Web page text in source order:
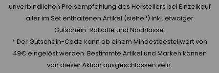
unverbindlichen Preisempfehlung des Herstellers bei Einzelkauf
aller im Set enthaltenen Artikel (siehe ¹) inkl. etwaiger
Gutschein-Rabatte und Nachlässe.
* Der Gutschein-Code kann ab einem Mindestbestellwert von
49€ eingelöst werden. Bestimmte Artikel und Marken können
von dieser Aktion ausgeschlossen sein.